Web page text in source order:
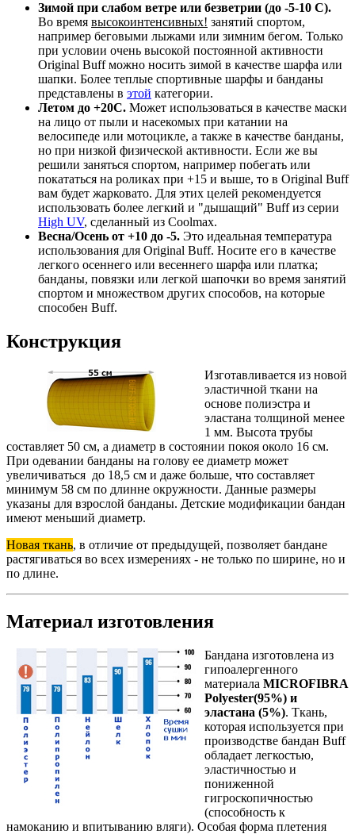
Зимой при слабом ветре или безветрии (до -5-10 С).
Во время высокоинтенсивных! занятий спортом,
например беговыми лыжами или зимним бегом. Только
при условии очень высокой постоянной активности
Original Buff можно носить зимой в качестве шарфа или
шапки. Более теплые спортивные шарфы и банданы
представлены в этой категории.
Летом до +20С. Может использоваться в качестве маски
на лицо от пыли и насекомых при катании на
велосипеде или мотоцикле, а также в качестве банданы,
но при низкой физической активности. Если же вы
решили заняться спортом, например побегать или
покататься на роликах при +15 и выше, то в Original Buff
вам будет жарковато. Для этих целей рекомендуется
использовать более легкий и "дышащий" Buff из серии
High UV, сделанный из Coolmax.
Весна/Осень от +10 до -5. Это идеальная температура
использования для Original Buff. Носите его в качестве
легкого осеннего или весеннего шарфа или платка;
банданы, повязки или легкой шапочки во время занятий
спортом и множеством других способов, на которые
способен Buff.
Конструкция
Изготавливается из новой
эластичной ткани на
основе полиэстра и
эластана толщиной менее
1 мм. Высота трубы
составляет 50 см, а диаметр в состоянии покоя около 16 см.
При одевании банданы на голову ее диаметр может
увеличиваться до 18,5 см и даже больше, что составляет
минимум 58 см по длинне окружности. Данные размеры
указаны для взрослой банданы. Детские модификации бандан
имеют меньший диаметр.
Новая ткань, в отличие от предыдущей, позволяет бандане
растягиваться во всех измерениях - не только по ширине, но и
по длине.
Материал изготовления
Бандана изготовлена из
гипоалергенного
материала MICROFIBRA
Polyester(95%) и
эластана (5%). Ткань,
которая используется при
производстве бандан Buff
обладает легкостью,
эластичностью и
пониженной
гигроскопичностью
(способность к
намоканию и впитыванию вляги). Особая форма плетения